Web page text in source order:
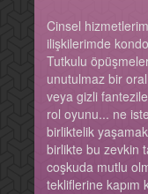
Cinsel
ilişkilerimde
Tutkulu
unutulmaz bir
veya gizli
rol oyunu... ne
birliktelik
birlikte bu zevkin
coşkuda mutlu
tekliflerine kapım